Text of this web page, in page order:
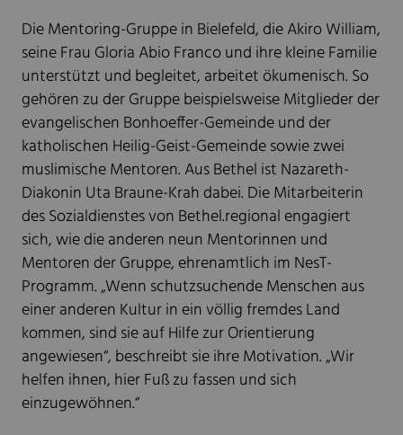
Die Mentoring-Gruppe in Bielefeld, die Akiro William,
seine Frau Gloria Abio Franco und ihre kleine Familie
unterstützt und begleitet, arbeitet ökumenisch. So
gehören zu der Gruppe beispielsweise Mitglieder der
evangelischen Bonhoeffer-Gemeinde und der
katholischen Heilig-Geist-Gemeinde sowie zwei
muslimische Mentoren. Aus Bethel ist Nazareth-
Diakonin Uta Braune-Krah dabei. Die Mitarbeiterin
des Sozialdienstes von Bethel.regional engagiert
sich, wie die anderen neun Mentorinnen und
Mentoren der Gruppe, ehrenamtlich im NesT-
Programm. „Wenn schutzsuchende Menschen aus
einer anderen Kultur in ein völlig fremdes Land
kommen, sind sie auf Hilfe zur Orientierung
angewiesen“, beschreibt sie ihre Motivation. „Wir
helfen ihnen, hier Fuß zu fassen und sich
einzugewöhnen.“